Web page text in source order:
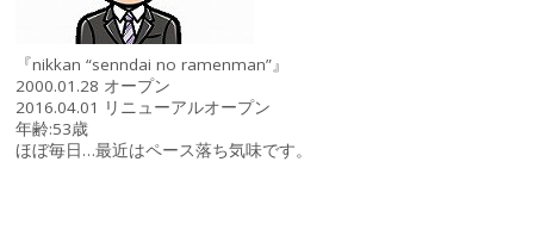
『nikkan “senndai no ramenman”』
2000.01.28 オープン
2016.04.01 リニューアルオープン
年齢:53歳
ほぼ毎日…最近はペース落ち気味です。